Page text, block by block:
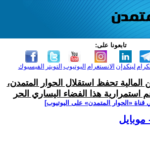
تابعونا على:
الفيسبوك التويتر اليوتيوب الانستغرام لينكدإن
المالية تحفظ استقلال الحوار المتمدن،
استمرارية هذا الفضاء اليساري الحر
‫«الحوار المتمدن» على اليوتيوب]
موبايل